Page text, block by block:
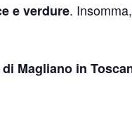
e verdure.
Magliano in